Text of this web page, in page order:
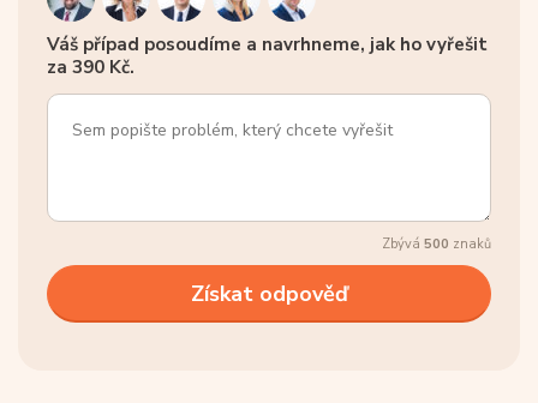
Váš případ posoudíme a navrhneme, jak ho vyřešit
za 390 Kč.
Zbývá 500 znaků